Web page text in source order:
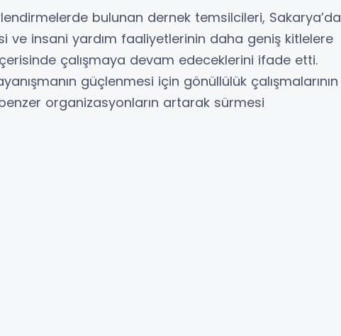
bulunan dernek temsilcileri, Sakarya’da
ve insani yardım faaliyetlerinin daha geniş kitlelere
çalışmaya devam edeceklerini ifade etti.
güçlenmesi için gönüllülük çalışmalarının
organizasyonların artarak sürmesi